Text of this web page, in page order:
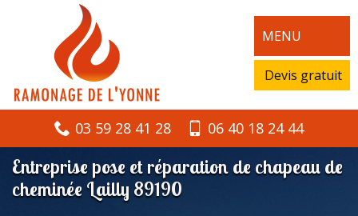
MENU
Devis gratuit
03 59 28 41 28 06 40 18 24 44
Entreprise pose et réparation de chapeau de
cheminée Lailly 89190